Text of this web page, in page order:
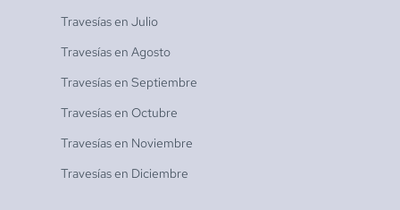
Travesías en Julio
Travesías en Agosto
Travesías en Septiembre
Travesías en Octubre
Travesías en Noviembre
Travesías en Diciembre